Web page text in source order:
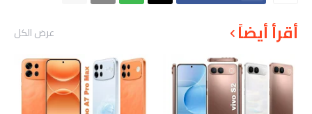
أقرأ أيضاً عرض الكل